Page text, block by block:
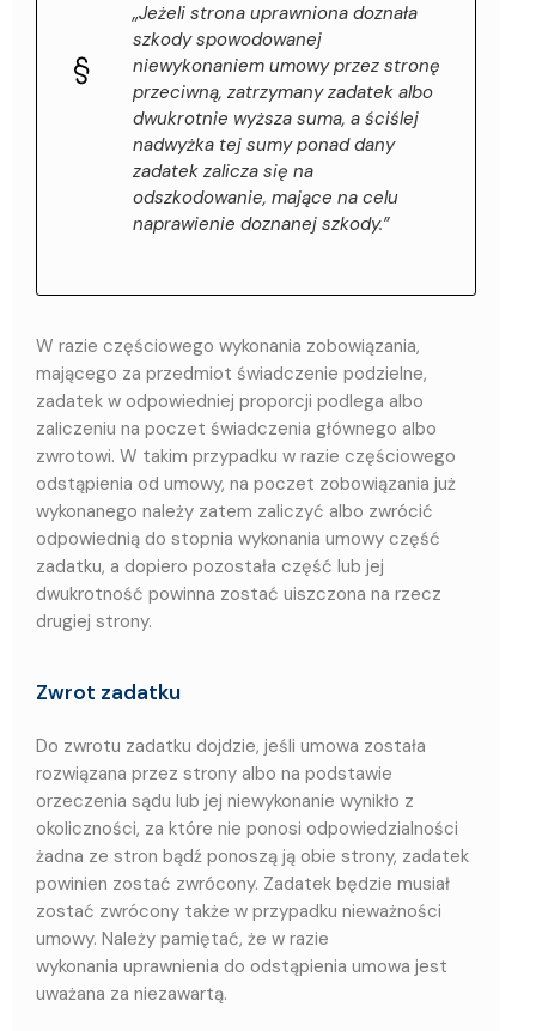
„Jeżeli strona uprawniona doznała
szkody spowodowanej
niewykonaniem umowy przez stronę
przeciwną, zatrzymany zadatek albo
dwukrotnie wyższa suma, a ściślej
nadwyżka tej sumy ponad dany
zadatek zalicza się na
odszkodowanie, mające na celu
naprawienie doznanej szkody.”
W razie częściowego wykonania zobowiązania,
mającego za przedmiot świadczenie podzielne,
zadatek w odpowiedniej proporcji podlega albo
zaliczeniu na poczet świadczenia głównego albo
zwrotowi. W takim przypadku w razie częściowego
odstąpienia od umowy, na poczet zobowiązania już
wykonanego należy zatem zaliczyć albo zwrócić
odpowiednią do stopnia wykonania umowy część
zadatku, a dopiero pozostała część lub jej
dwukrotność powinna zostać uiszczona na rzecz
drugiej strony.
Zwrot zadatku
Do zwrotu zadatku dojdzie, jeśli umowa została
rozwiązana przez strony albo na podstawie
orzeczenia sądu lub jej niewykonanie wynikło z
okoliczności, za które nie ponosi odpowiedzialności
żadna ze stron bądź ponoszą ją obie strony, zadatek
powinien zostać zwrócony. Zadatek będzie musiał
zostać zwrócony także w przypadku nieważności
umowy. Należy pamiętać, że w razie
wykonania uprawnienia do odstąpienia umowa jest
uważana za niezawartą.